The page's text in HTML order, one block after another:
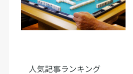
人気記事ランキング